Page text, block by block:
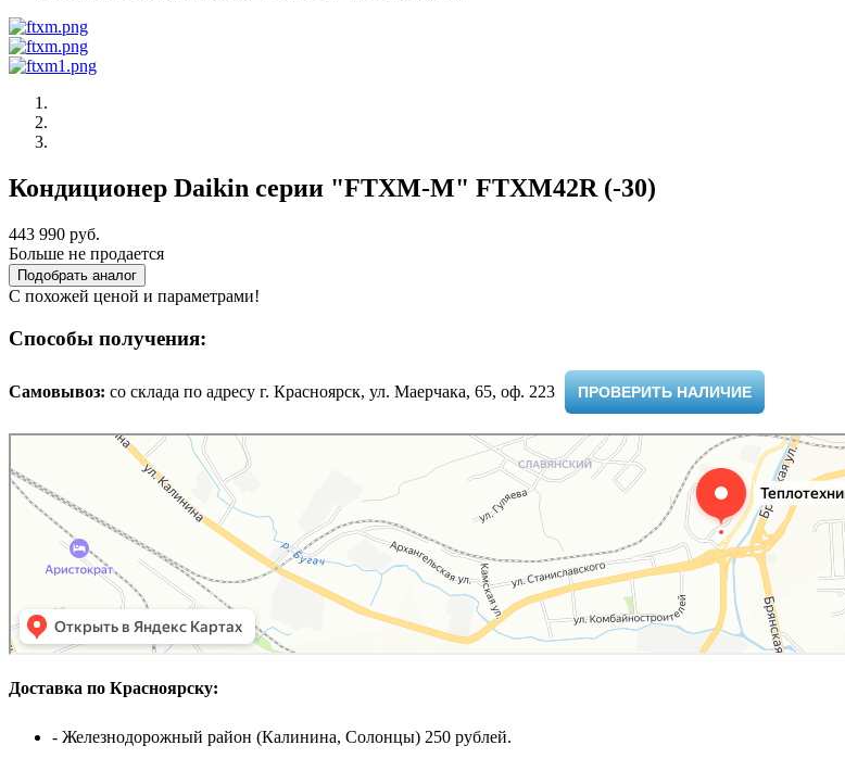
Кондиционер Daikin серии "FTXM-M" FTXM42R (-30)
443 990 руб.
Больше не продается
Подобрать аналог
С похожей ценой и параметрами!
Способы получения:
Самовывоз: cо склада по адресу г. Красноярск, ул. Маерчака, 65, оф. 223 ​ ПРОВЕРИТЬ НАЛИЧИЕ
Доставка по Красноярску:
- Железнодорожный район (Калинина, Солонцы) 250 рублей.